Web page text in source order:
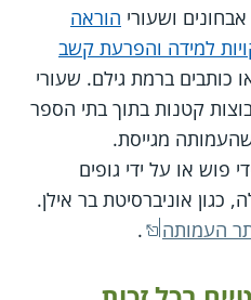
ושעורי הוראה
למידה והפרעת קשב
כותבים ברמת גילם. שעורי
קטנות בתוך בתי הספר
מגייסת.
פוש או על ידי גופים
אוניברסיטת בר אילן.
העמותה
.